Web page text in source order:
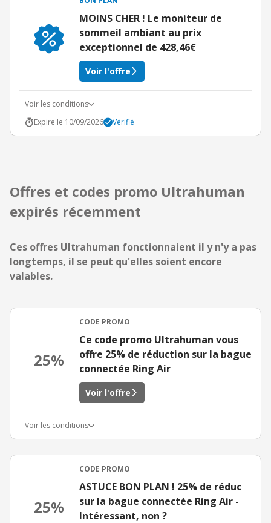
MOINS CHER ! Le moniteur de
sommeil ambiant au prix
exceptionnel de 428,46€
Voir l'offre
Voir les conditions
Expire le 10/09/2026
Vérifié
Offres et codes promo Ultrahuman
expirés récemment
Ces offres Ultrahuman fonctionnaient il y n'y a pas
longtemps, il se peut qu'elles soient encore
valables.
25%
CODE PROMO
Ce code promo Ultrahuman vous
offre 25% de réduction sur la bague
connectée Ring Air
Voir l'offre
Voir les conditions
25%
CODE PROMO
ASTUCE BON PLAN ! 25% de réduc
sur la bague connectée Ring Air -
Intéressant, non ?